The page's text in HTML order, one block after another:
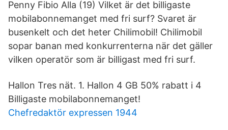
Penny Fibio Alla (19) Vilket är det billigaste
mobilabonnemanget med fri surf? Svaret är
busenkelt och det heter Chilimobil! Chilimobil
sopar banan med konkurrenterna när det gäller
vilken operatör som är billigast med fri surf.
Hallon Tres nät. 1. Hallon 4 GB 50% rabatt i 4
Billigaste mobilabonnemanget!
Chefredaktör expressen 1944